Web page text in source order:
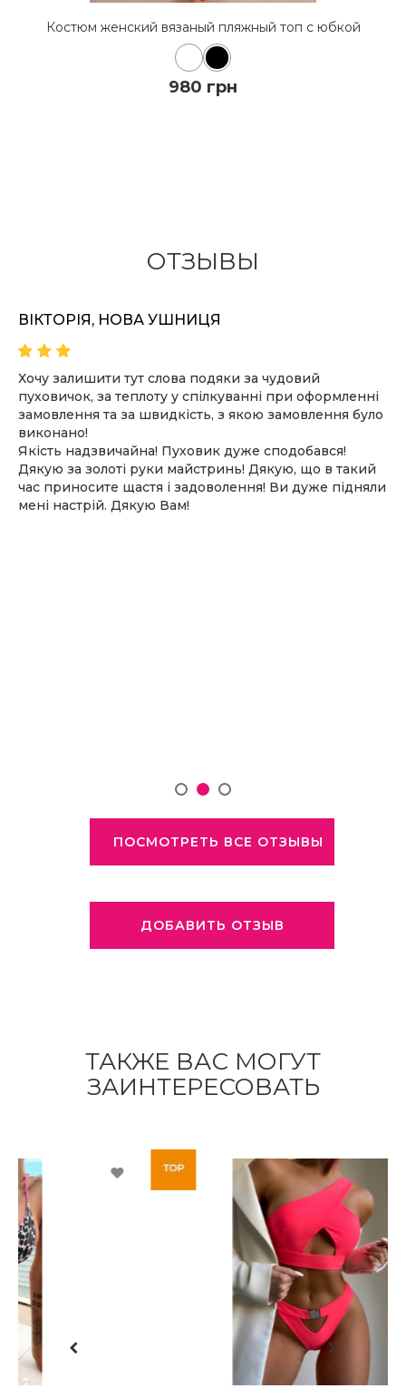
Костюм женский вязаный пляжный топ с юбкой
980 грн
ОТЗЫВЫ
ВІКТОРІЯ, НОВА УШНИЦЯ
Хочу залишити тут слова подяки за чудовий
пуховичок, за теплоту у спілкуванні при оформленні
замовлення та за швидкість, з якою замовлення було
виконано!
Якість надзвичайна! Пуховик дуже сподобався!
Дякую за золоті руки майстринь! Дякую, що в такий
час приносите щастя і задоволення! Ви дуже підняли
мені настрій. Дякую Вам!
ПОСМОТРЕТЬ ВСЕ ОТЗЫВЫ
ДОБАВИТЬ ОТЗЫВ
ТАКЖЕ ВАС МОГУТ
ЗАИНТЕРЕСОВАТЬ